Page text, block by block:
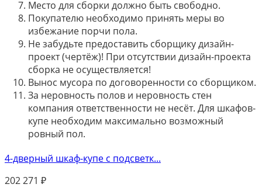
Место для сборки должно быть свободно.
Покупателю необходимо принять меры во
избежание порчи пола.
Не забудьте предоставить сборщику дизайн-
проект (чертёж)! При отсутствии дизайн-проекта
сборка не осуществляется!
Вынос мусора по договоренности со сборщиком.
За неровность полов и неровность стен
компания ответственности не несёт. Для шкафов-
купе необходим максимально возможный
ровный пол.
4-дверный шкаф-купе с подсветк...
202 271 ₽